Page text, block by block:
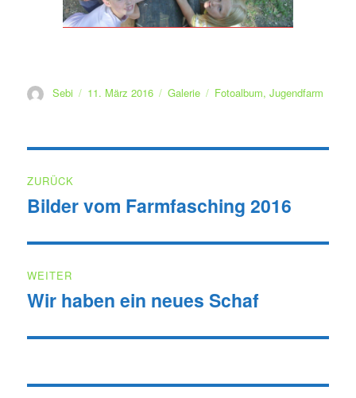
Autor
Sebi
Veröffentlicht
11. März 2016 Format
Galerie Kategorien
Fotoalbum,Jugendfarm
ZURÜCK
Vorheriger
Bilder vom Farmfasching 2016
WEITER
Nächster
Wir haben ein neues Schaf